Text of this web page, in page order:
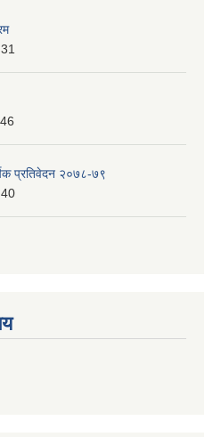
प्रतिवेदन २०७८-७९